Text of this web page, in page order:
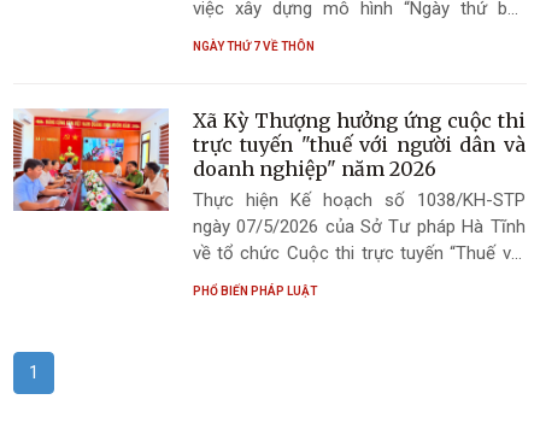
việc xây dựng mô hình “Ngày thứ bảy
hướng dẫn thủ tục hành chính”, UBND xã
NGÀY THỨ 7 VỀ THÔN
Xã Kỳ Thượng hưởng ứng cuộc thi
trực tuyến "thuế với người dân và
doanh nghiệp" năm 2026
Thực hiện Kế hoạch số 1038/KH-STP
ngày 07/5/2026 của Sở Tư pháp Hà Tĩnh
về tổ chức Cuộc thi trực tuyến “Thuế với
người dân và doanh nghiệp” năm 2026,
PHỔ BIẾN PHÁP LUẬT
1